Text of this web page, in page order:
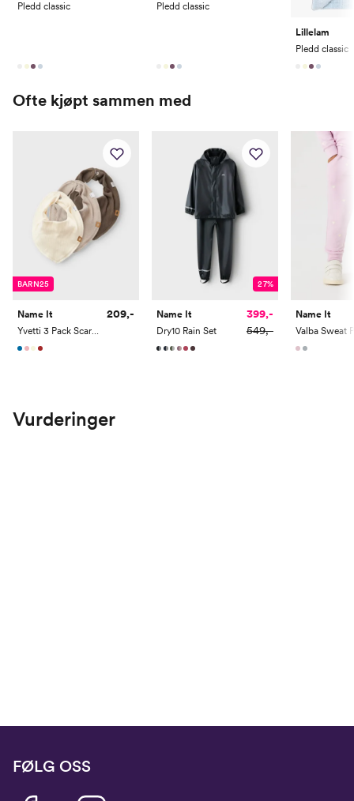
Pledd classic
Pledd classic
Lillelam
Pledd classic
Ofte kjøpt sammen med
BARN25
Name It
Yvetti 3 Pack Scarf Bib
209,-
27%
Name It
Dry10 Rain Set
399,-
549,-
Name It
Vurderinger
FØLG OSS